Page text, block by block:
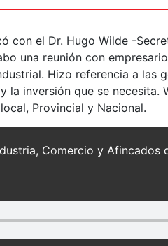
con el Dr. Hugo Wilde -
una reunión con
Hizo referencia a las
inversión que se necesita.
Provincial y Nacional.
Comercio y Afincados